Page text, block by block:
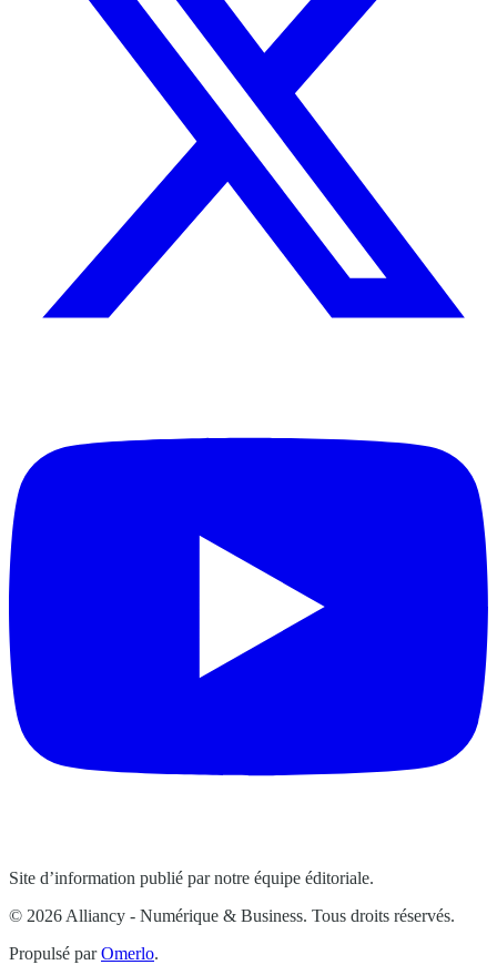
Site d’information publié par notre équipe éditoriale.
© 2026 Alliancy - Numérique & Business. Tous droits réservés.
Propulsé parOmerlo.